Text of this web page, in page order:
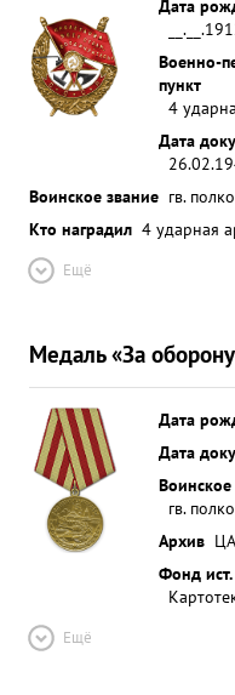
Дата
Военно-
пункт
4
Дата
Воинское звание гв.
Кто наградил 4 ударная
Ещё
Медаль «За
Дата
Дата
гв.
Архив
Фонд
Ещё